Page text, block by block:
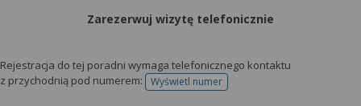
Zarezerwuj wizytę telefonicznie
Rejestracja do tej poradni wymaga telefonicznego kontaktu
z przychodnią pod numerem:
Wyświetl numertelefonu do rejestracji